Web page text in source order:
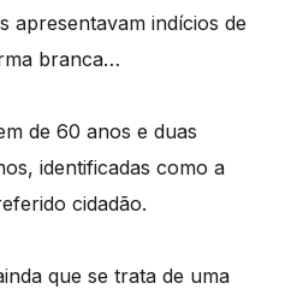
apresentavam indícios de
branca…
de 60 anos e duas
identificadas como a
cidadão.
que se trata de uma